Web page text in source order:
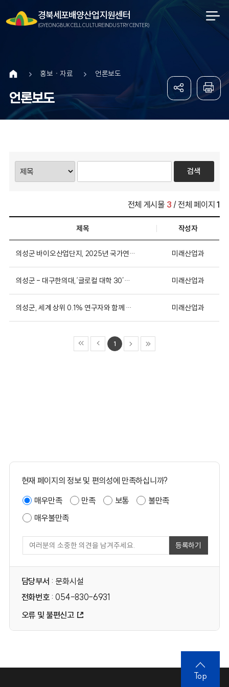
경북세포배양산업지원센터
(GYEONGBUK CELL CULTURE INDUSTRY CENTER)
홍보ㆍ자료 언론보도
언론보도
전체 게시물 3 / 전체 페이지1
제목 작성자
의성군 바이오산업단지, 2025년 국가연구개발 우수성과... 미래산업과
의성군 - 대구한의대,‘글로컬 대학 30’추진 위한 맞... 미래산업과
의성군, 세계 상위 0.1% 연구자와 함께 바이오 미래... 미래산업과
1
현재 페이지의 정보 및 편의성에 만족하십니까?
매우만족
만족 보통
불만족
매우불만족
등록하기
담당부서 : 문화시설
전화번호: 054-830-6931
오류 및 불편신고
Top